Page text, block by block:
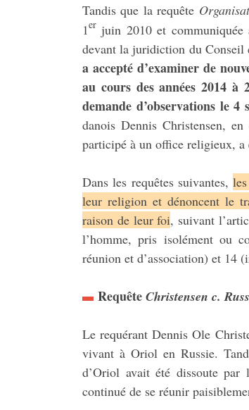
Tandis que la requête
1er juin 2010 et communiquée
devant la juridiction du Conseil
a accepté d’examiner de
au cours des années 2014 à
demande d’observations le 4
danois Dennis Christensen,
participé à un office religieux, a
Dans les requêtes suivantes,
leur religion et dénoncent le
raison de leur foi, suivant
l’homme, pris isolément ou
réunion et d’association) et 14
Requête Christensen c.
Le requérant Dennis Ole
vivant à Oriol en Russie.
d’Oriol avait été dissoute par
continué de se réunir